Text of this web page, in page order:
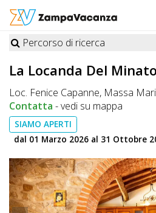
STRUTTURE
A
DOG
LUOGHI
A
DOG
Percorso di ricerca
La Locanda Del
Loc. Fenice Capanne, Massa
Contatta -vedi su mappa
SIAMO APERTI
dal 01 Marzo 2026 al 31 Ottobre